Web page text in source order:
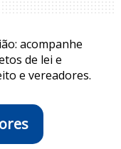
acompanhe
de lei e
e vereadores.